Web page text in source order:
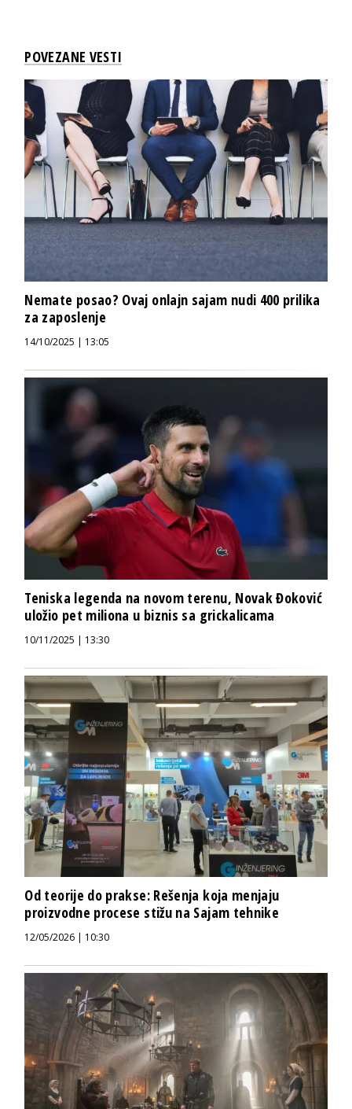
POVEZANE VESTI
Nemate posao? Ovaj onlajn sajam nudi 400 prilika
za zaposlenje
14/10/2025 | 13:05
Teniska legenda na novom terenu, Novak Đoković
uložio pet miliona u biznis sa grickalicama
10/11/2025 | 13:30
Od teorije do prakse: Rešenja koja menjaju
proizvodne procese stižu na Sajam tehnike
12/05/2026 | 10:30